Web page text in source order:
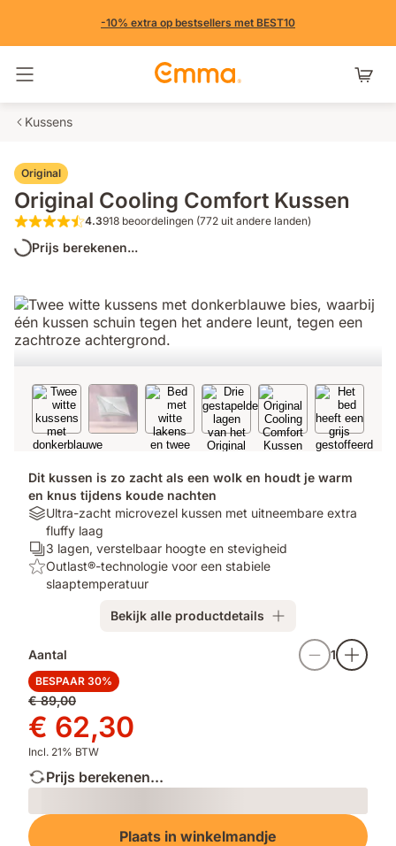
-10% extra op bestsellers met BEST10
Navigatie in- en uitschakelen
Kussens
Original
Original Cooling Comfort Kussen
4.3 van de 5 sterren 918 beoordelingen
4.3918 beoordelingen (772 uit andere landen)
Prijs berekenen...
Dit kussen is zo zacht als een wolk en houdt je warm
en knus tijdens koude nachten
Materials:
Ultra-
zacht
microvezel
kussen
fluffy
laag
Ultra-zacht microvezel kussen met uitneembare extra
fluffy laag
Aantal
lagen:
en
stevigheid
3 lagen, verstelbaar hoogte en stevigheid
Top:
Outlast®-
stabiele
slaaptemperatuur
Outlast®-technologie voor een stabiele
slaaptemperatuur
Bekijk alle productdetails
Aantal 1
BESPAAR 30%
Oorspronkelijke
prijs
€ 89,00
€ 89,00
Prijs
€ 62,30
€ 62,30
Incl. 21% BTW
Prijs berekenen...
Loading
Plaats in winkelmandje